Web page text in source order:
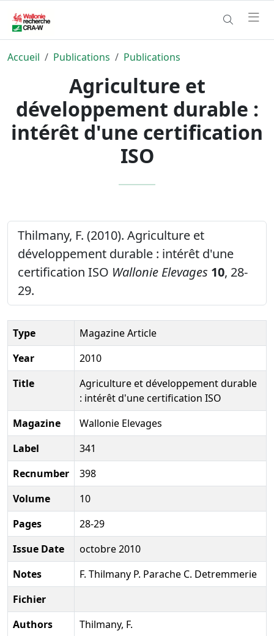
Accueil Publications Publications
Agriculture et
développement durable :
intérêt d'une certification
ISO
Thilmany, F. (2010). Agriculture et
développement durable : intérêt d'une
certification ISO Wallonie Elevages 10, 28-
29.
Type
Magazine Article
Year
2010
Title
Agriculture et développement durable
: intérêt d'une certification ISO
Magazine
Wallonie Elevages
Label
341
Recnumber
398
Volume
10
Pages
28-29
Issue Date
octobre 2010
Notes
F. Thilmany P. Parache C. Detremmerie
Fichier
Authors
Thilmany, F.